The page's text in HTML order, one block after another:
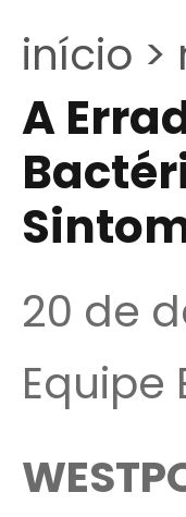
início >
A
20 de
Equipe